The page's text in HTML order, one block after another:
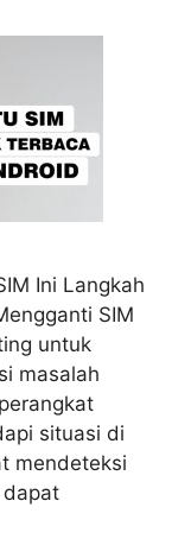
Ini Langkah
SIM
untuk
masalah
situasi di
mendeteksi
dapat